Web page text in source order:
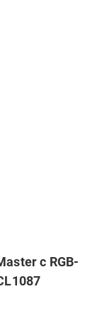
с RGB-